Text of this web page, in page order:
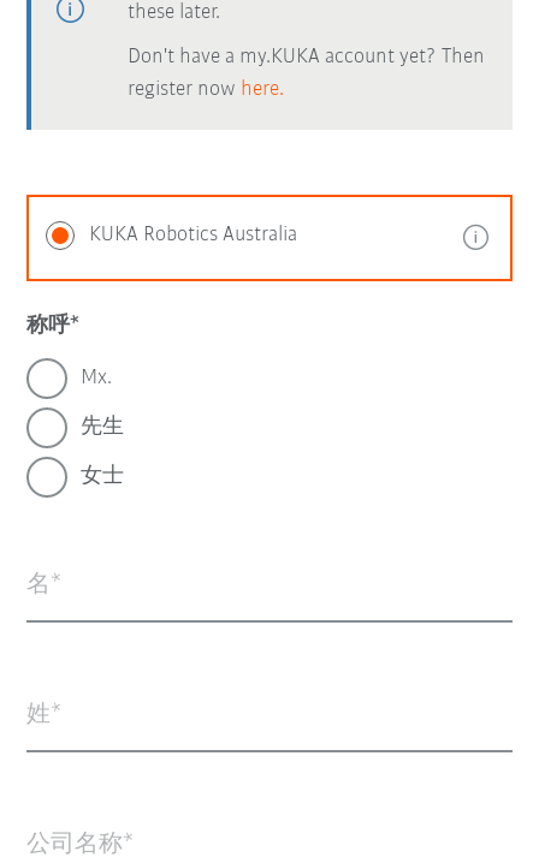
these later.
Don't have a my.KUKA account yet? Then
register now here.
KUKA Robotics Australia
称呼
Mx.
先生
女士
名
姓
公司名称